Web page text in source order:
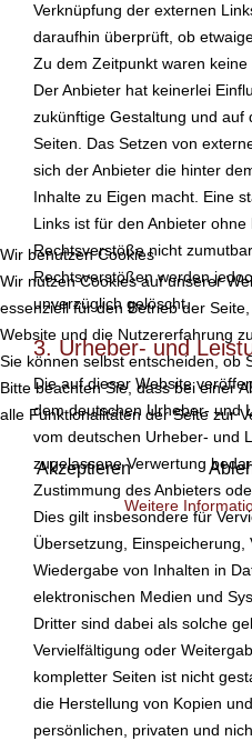
Verknüpfung der externen
daraufhin überprüft, ob
Zu dem Zeitpunkt waren keine
Der Anbieter hat keinerlei
zukünftige Gestaltung und auf
Seiten. Das Setzen von
sich der Anbieter die hinter
Inhalte zu Eigen macht. Eine
Links ist für den Anbieter
Rechtsverstöße nicht
Rechtsverstößen werden
unverzüglich gelöscht.
3. Urheber- und
Die auf dieser Website
dem deutschen Urheber- und
vom deutschen Urheber- und
zugelassene Verwertung
Zustimmung des Anbieters
Dies gilt insbesondere für
Übersetzung, Einspeicherung,
Wiedergabe von Inhalten in
elektronischen Medien und
Dritter sind dabei als solche
Vervielfältigung oder
kompletter Seiten ist nicht
die Herstellung von Kopien
persönlichen, privaten und
Wir benutzen Cookies
Wir nutzen Cookies auf unserer
essenziell für den Betrieb der
Website und die Nutzererfahrung
Sie können selbst entscheiden, ob
Bitte beachten Sie, dass bei einer
alle Funktionalitäten der Seite zur
Akzeptieren
Weitere